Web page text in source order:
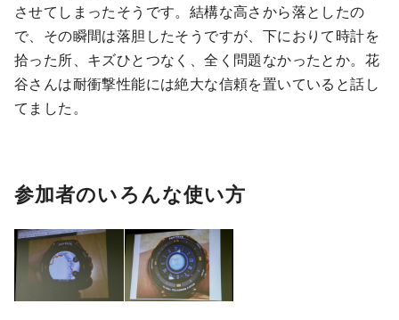
させてしまったそうです。結構な高さから落としたの
で、その瞬間は落胆したそうですが、下におりて時計を
拾った所、キズひとつなく、全く問題なかったとか。花
谷さんは耐衝撃性能には絶大な信頼を置いていると話し
てました。
参加者のいろんな使い方